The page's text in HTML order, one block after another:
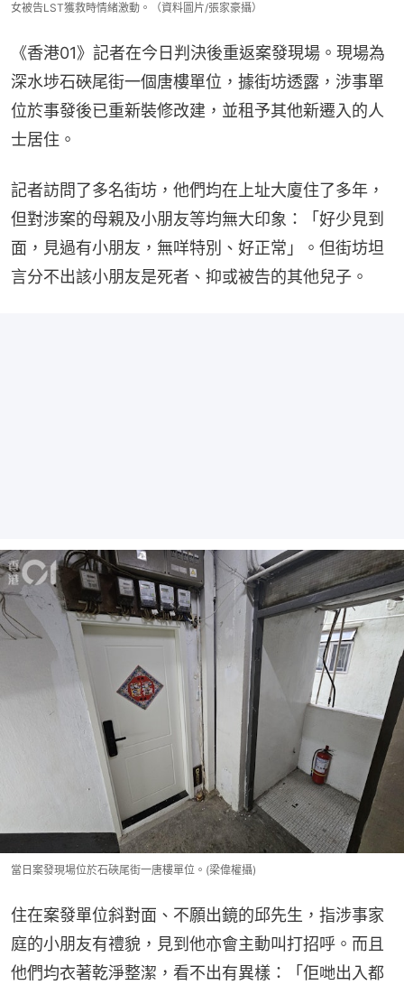
女被告LST獲救時情緒激動。（資料圖片/張家豪攝）
《香港01》記者在今日判決後重返案發現場。現場為
深水埗石硤尾街一個唐樓單位，據街坊透露，涉事單
位於事發後已重新裝修改建，並租予其他新遷入的人
士居住。
記者訪問了多名街坊，他們均在上址大廈住了多年，
但對涉案的母親及小朋友等均無大印象：「好少見到
面，見過有小朋友，無咩特別、好正常」。但街坊坦
言分不出該小朋友是死者、抑或被告的其他兒子。
當日案發現場位於石硤尾街一唐樓單位。(梁偉權攝)
住在案發單位斜對面、不願出鏡的邱先生，指涉事家
庭的小朋友有禮貌，見到他亦會主動叫打招呼。而且
他們均衣著乾淨整潔，看不出有異樣：「佢哋出入都